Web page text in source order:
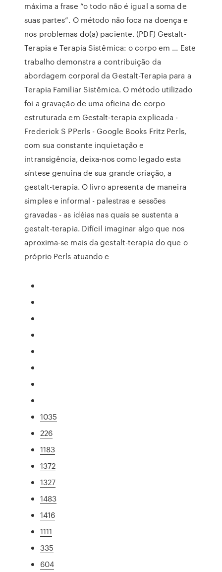
máxima a frase “o todo não é igual a soma de
suas partes”. O método não foca na doença e
nos problemas do(a) paciente. (PDF) Gestalt-
Terapia e Terapia Sistêmica: o corpo em ... Este
trabalho demonstra a contribuição da
abordagem corporal da Gestalt-Terapia para a
Terapia Familiar Sistêmica. O método utilizado
foi a gravação de uma oficina de corpo
estruturada em Gestalt-terapia explicada -
Frederick S PPerls - Google Books Fritz Perls,
com sua constante inquietação e
intransigência, deixa-nos como legado esta
síntese genuína de sua grande criação, a
gestalt-terapia. O livro apresenta de maneira
simples e informal - palestras e sessões
gravadas - as idéias nas quais se sustenta a
gestalt-terapia. Difícil imaginar algo que nos
aproxima-se mais da gestalt-terapia do que o
próprio Perls atuando e
1035
226
1183
1372
1327
1483
1416
1111
335
604